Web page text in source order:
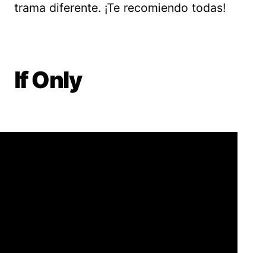
trama diferente. ¡Te recomiendo todas!
If Only